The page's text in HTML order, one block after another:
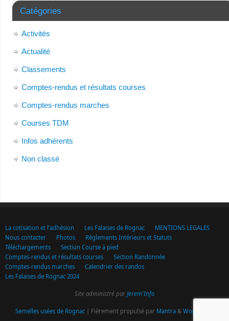
Catégories
Activités
Actualité
Classements
Comptes-rendus et résultats courses
Comptes-rendus marches
Courses TDM
Infos adhérents
Non classé
La cotisation et l’adhésion Les Falaises de Rognac
MENTIONS LEGALES
Nous contacter
Photos
Règlements Intérieurs et Statuts
Téléchargements
Section Course à pied
Comptes-rendus et résultats courses
Section Randonnée
Comptes-rendus marches
Calendrier des randos
Les Falaises de Rognac 2024
Site administré par Jerem'Info
Semelles usées de Rognac| Fièrement propulsé par Mantra& WordPress.